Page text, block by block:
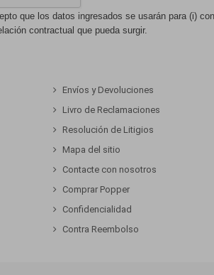
que los datos ingresados se usarán para (i)
contractual que pueda surgir.
Envíos y Devoluciones
Livro de Reclamaciones
Resolución de Litigios
Mapa del sitio
Contacte con nosotros
Comprar Popper
Confidencialidad
Contra Reembolso